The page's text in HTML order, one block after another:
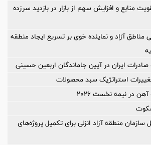
منابع و افزایش سهم از بازار در بازدید سرزده
مناطق آزاد و نماینده خوی بر تسریع ایجاد منطقه
ایران در آیین جاماندگان اربعین حسینی
استراتژیک سبد محصولات
در نیمه نخست ۲۰۲۶
منطقه آزاد انزلی برای تكمیل پروژه‌های